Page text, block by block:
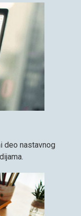
deo nastavnog